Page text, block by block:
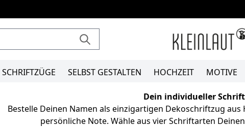
SCHRIFTZÜGE SELBST GESTALTEN HOCHZEIT MOTIVE
Dein individueller
Bestelle Deinen Namen als einzigartigen Dekoschriftzug
persönliche Note. Wähle aus vier Schriftarten